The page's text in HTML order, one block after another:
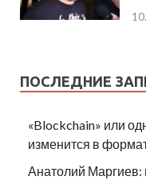
ПОСЛЕДНИЕ
«Blockchain» или
изменится в
Анатолий Маргиев: